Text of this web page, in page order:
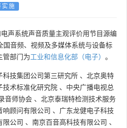
术委员会
实施
声系统声音质量主观评价用节目源编
国音频、视频及多媒体系统与设备标
管部门为工业和信息化部（电子） 。
科技集团公司第三研究所 、 北京奥特
技术标准化研究院 、 中央广播电视总
音师协会 、 北京泰瑞特检测技术服务
响顾问有限公司 、 广东龙健电子科技
限公司 、 南京百音高科技有限公司 、